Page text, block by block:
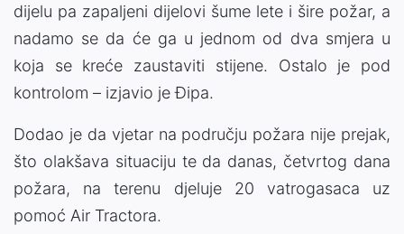
dijelu pa zapaljeni dijelovi šume lete i šire požar, a
nadamo se da će ga u jednom od dva smjera u
koja se kreće zaustaviti stijene. Ostalo je pod
kontrolom – izjavio je Đipa.
Dodao je da vjetar na području požara nije prejak,
što olakšava situaciju te da danas, četvrtog dana
požara, na terenu djeluje 20 vatrogasaca uz
pomoć Air Tractora.